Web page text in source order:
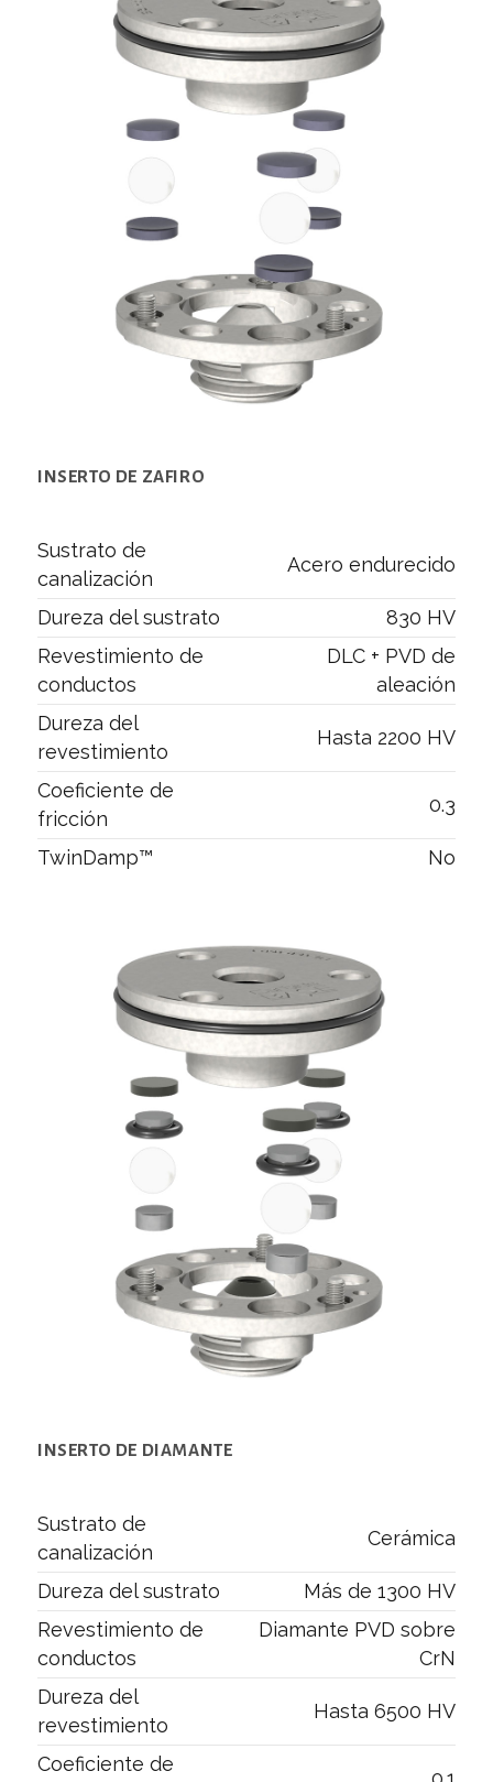
INSERTO DE ZAFIRO
Sustrato de
canalización
Acero endurecido
Dureza del sustrato
830 HV
Revestimiento de
conductos
DLC + PVD de
aleación
Dureza del
revestimiento
Hasta 2200 HV
Coeficiente de
fricción
0.3
TwinDamp™ No
INSERTO DE DIAMANTE
Sustrato de
canalización
Cerámica
Dureza del sustrato
Más de 1300 HV
Revestimiento de
conductos
Diamante PVD sobre
CrN
Dureza del
revestimiento
Hasta 6500 HV
Coeficiente de